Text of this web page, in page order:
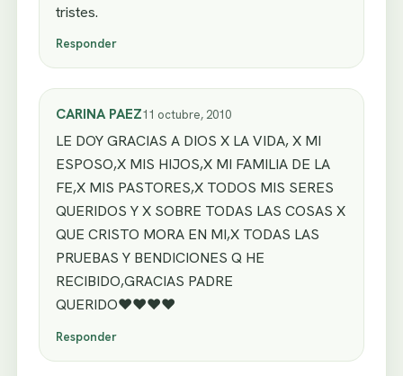
tristes.
Responder
CARINA PAEZ11 octubre, 2010
LE DOY GRACIAS A DIOS X LA VIDA, X MI
ESPOSO,X MIS HIJOS,X MI FAMILIA DE LA
FE,X MIS PASTORES,X TODOS MIS SERES
QUERIDOS Y X SOBRE TODAS LAS COSAS X
QUE CRISTO MORA EN MI,X TODAS LAS
PRUEBAS Y BENDICIONES Q HE
RECIBIDO,GRACIAS PADRE
QUERIDO♥♥♥♥
Responder